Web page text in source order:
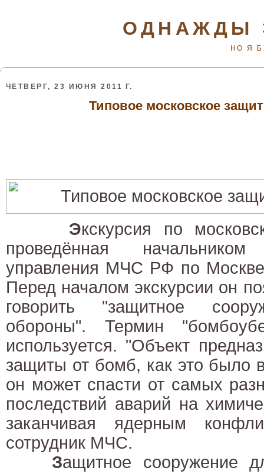
ОДНАЖДЫ
НО Я
ЧЕТВЕРГ, 23 ИЮНЯ 2011 Г.
Типовое московское
Экскурсия по
проведённая
управления МЧС РФ по
Перед началом экскурсии он
говорить "защитное
обороны". Термин
используется. "Объект
защиты от бомб, как это было
он может спасти от самых
последствий аварий на
заканчивая ядерным
сотрудник МЧС.
Защитное сооружение